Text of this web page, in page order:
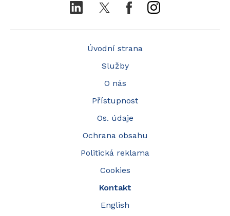
LinkedIn TwitterFacebookInstagram
Úvodní strana
Služby
O nás
Přístupnost
Os. údaje
Ochrana obsahu
Politická reklama
Cookies
Kontakt
English